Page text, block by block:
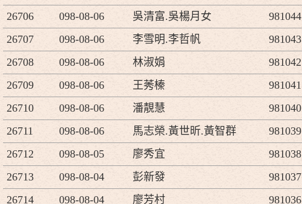
26706
098-08-06 吳清富.吳楊月女 981044
26707
098-08-06 李雪明.李哲帆 981043
26708
098-08-06 林淑娟 981042
26709
098-08-06 王莠榛 981041
26710
098-08-06 潘靚慧 981040
26711
098-08-06 馬志榮.黃世昕.黃智群 981039
26712
098-08-05 廖秀宜 981038
26713
098-08-04 彭新發 981037
26714
098-08-04 廖芳村 981036